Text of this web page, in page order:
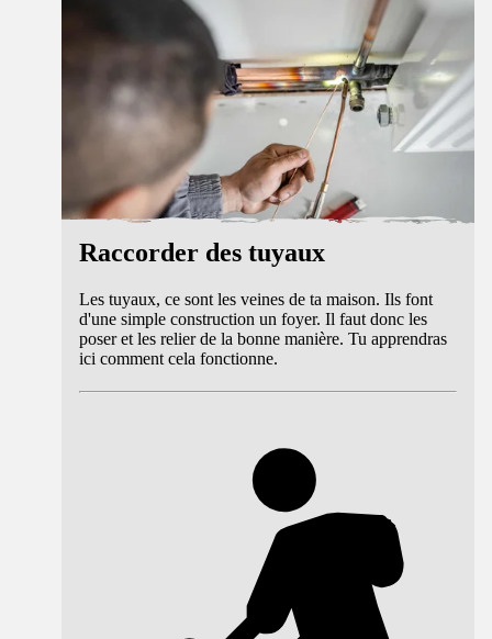
Raccorder des tuyaux
Les tuyaux, ce sont les veines de ta maison. Ils font
d'une simple construction un foyer. Il faut donc les
poser et les relier de la bonne manière. Tu apprendras
ici comment cela fonctionne.